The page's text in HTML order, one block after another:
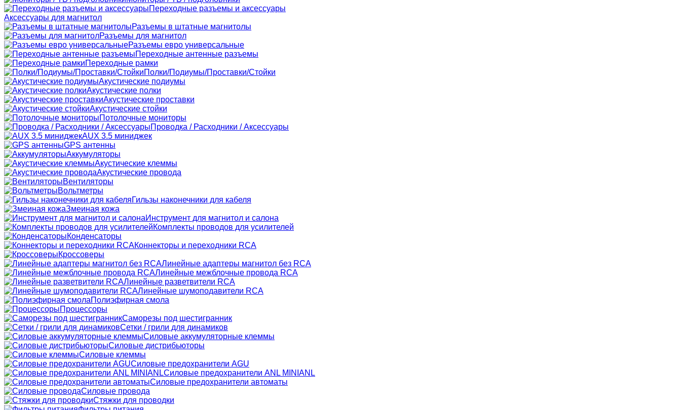
Переходные разъемы и аксессуары
Аксессуары для магнитол
Разъемы в штатные магнитолы
Разъемы для магнитол
Разъемы евро универсальные
Переходные антенные разъемы
Переходные рамки
Полки/Подиумы/Проставки/Стойки
Акустические подиумы
Акустические полки
Акустические проставки
Акустические стойки
Потолочные мониторы
Проводка / Расходники / Аксессуары
AUX 3.5 миниджек
GPS антенны
Аккумуляторы
Акустические клеммы
Акустические провода
Вентиляторы
Вольтметры
Гильзы наконечники для кабеля
Змеиная кожа
Инструмент для магнитол и салона
Комплекты проводов для усилителей
Конденсаторы
Коннекторы и переходники RCA
Кроссоверы
Линейные адаптеры магнитол без RCA
Линейные межблочные провода RCA
Линейные разветвители RCA
Линейные шумоподавители RCA
Полиэфирная смола
Процессоры
Саморезы под шестигранник
Сетки / грили для динамиков
Силовые аккумуляторные клеммы
Силовые дистрибьюторы
Силовые клеммы
Силовые предохранители AGU
Силовые предохранители ANL MINIANL
Силовые предохранители автоматы
Силовые провода
Стяжки для проводки